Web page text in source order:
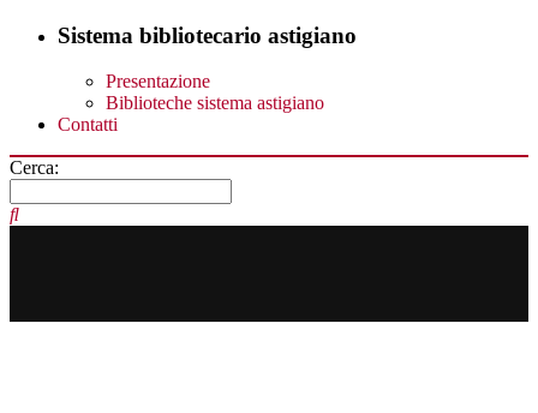
Sistema bibliotecario astigiano
Presentazione
Biblioteche sistema astigiano
Contatti
Cerca: